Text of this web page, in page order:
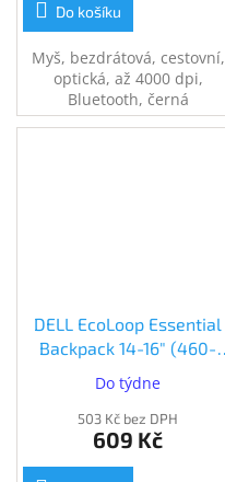
Do košíku
Myš, bezdrátová, cestovní,
optická, až 4000 dpi,
Bluetooth, černá
DELL EcoLoop Essential
Backpack 14-16" (460-
BDSS)
Do týdne
503 Kč bez DPH
609 Kč